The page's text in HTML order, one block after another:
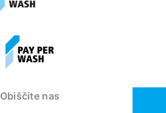
Obiščite nas